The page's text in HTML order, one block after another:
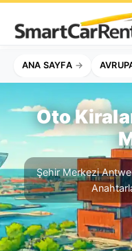
ANA SAYFA
Oto
Şehir Merkezi